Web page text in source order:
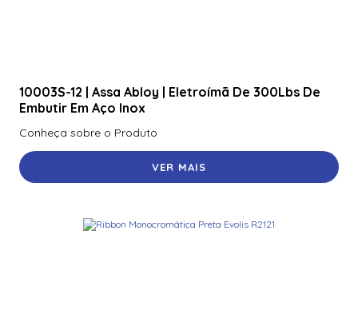
10003S-12 | Assa Abloy | Eletroímã De 300Lbs De
Embutir Em Aço Inox
Conheça sobre o Produto
VER MAIS